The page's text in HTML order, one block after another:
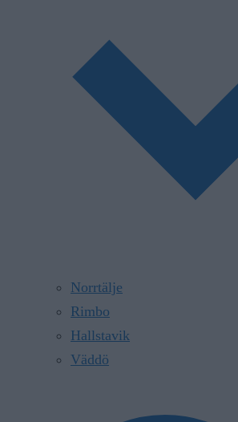
Norrtälje
Rimbo
Hallstavik
Väddö